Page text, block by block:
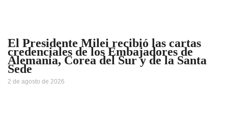
El Presidente Milei recibió las cartas
credenciales de los Embajadores de
Alemania, Corea del Sur y de la Santa
Sede
2 de agosto de 2026